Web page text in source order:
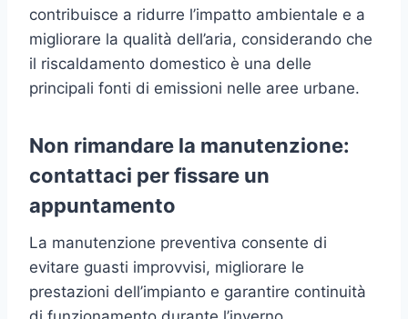
contribuisce a ridurre l’impatto ambientale e a
migliorare la qualità dell’aria, considerando che
il riscaldamento domestico è una delle
principali fonti di emissioni nelle aree urbane.
Non rimandare la manutenzione:
contattaci per fissare un
appuntamento
La manutenzione preventiva consente di
evitare guasti improvvisi, migliorare le
prestazioni dell’impianto e garantire continuità